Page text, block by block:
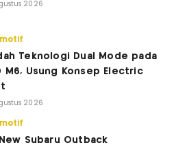
2026
Teknologi Dual Mode pada
M6, Usung Konsep Electric
2026
Subaru Outback